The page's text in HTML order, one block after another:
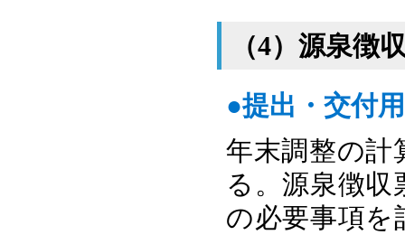
（4）源泉徴
●提出・交付
年末調整の計
る。源泉徴
の必要事項を